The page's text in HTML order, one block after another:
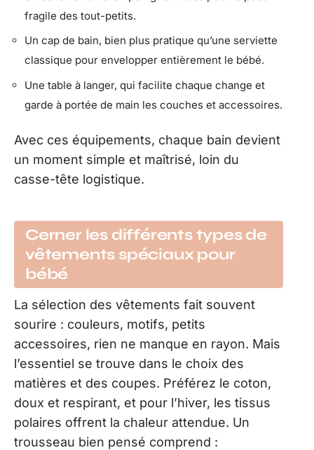
fragile des tout-petits.
Un cap de bain, bien plus pratique qu’une serviette
classique pour envelopper entièrement le bébé.
Une table à langer, qui facilite chaque change et
garde à portée de main les couches et accessoires.
Avec ces équipements, chaque bain devient
un moment simple et maîtrisé, loin du
casse-tête logistique.
Cerner les différents types de
vêtements spéciaux pour
bébé
La sélection des vêtements fait souvent
sourire : couleurs, motifs, petits
accessoires, rien ne manque en rayon. Mais
l’essentiel se trouve dans le choix des
matières et des coupes. Préférez le coton,
doux et respirant, et pour l’hiver, les tissus
polaires offrent la chaleur attendue. Un
trousseau bien pensé comprend :